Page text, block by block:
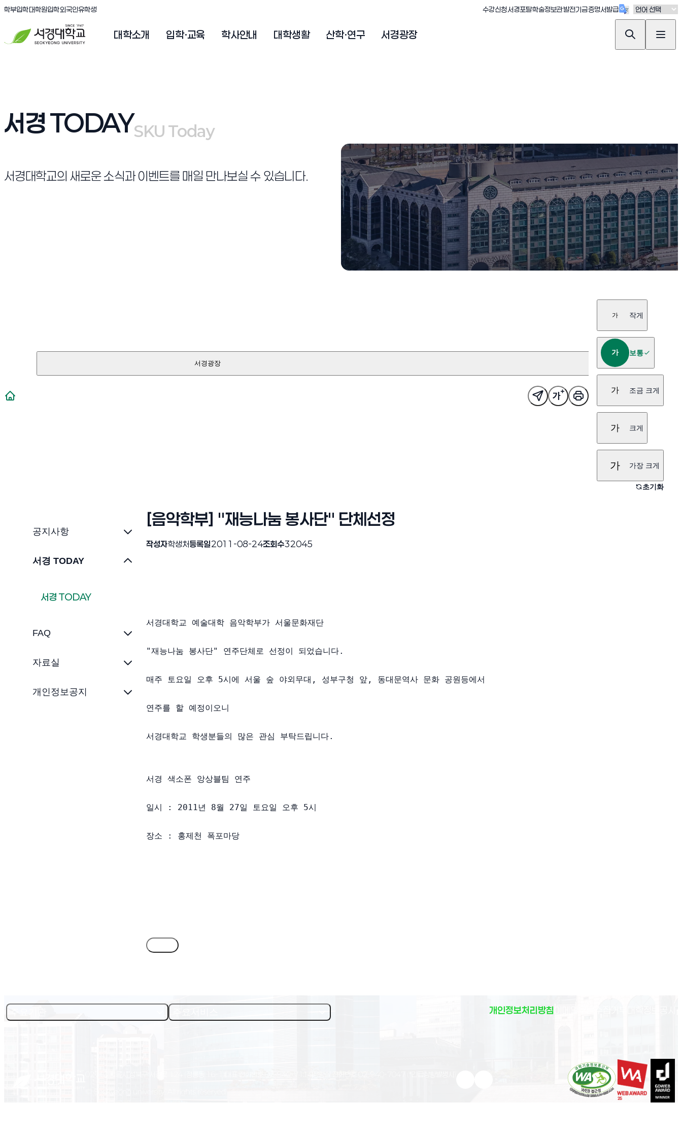
서경대학교
학부입학(새창 열림)
대학원입학(새창 열림)
외국인유학생(새창 열림) 수강신청(새창 열림)
서경포탈(새창 열림)
학술정보관(새창 열림)
발전기금(새창 열림)
증명서발급(새창 열림)
대학소개 입학·교육 학사안내 대학생활 산학·연구 서경광장
서경 TODAYSKU Today
SKU Today
서경대학교의 새로운 소식과 이벤트를 매일 만나보실 수 있습니다.
서경광장
가 작게
가 보통
가 조금 크게
가 크게
가 가장 크게
초기화
공지사항
서경 TODAY
서경 TODAY
FAQ
자료실
개인정보공지
[음악학부] "재능나눔 봉사단" 단체선정
작성자학생처등록일2011-08-24조회수32045
서경대학교 예술대학 음악학부가 서울문화재단
"재능나눔 봉사단" 연주단체로 선정이 되었습니다.
매주 토요일 오후 5시에 서울 숲 야외무대, 성부구청 앞, 동대문역사 문화 공원등에서
연주를 할 예정이오니
서경대학교 학생분들의 많은 관심 부탁드립니다.
서경 색소폰 앙상블팀 연주
일시 : 2011년 8월 27일 토요일 오후 5시
장소 : 홍제천 폭포마당
개인정보처리방침